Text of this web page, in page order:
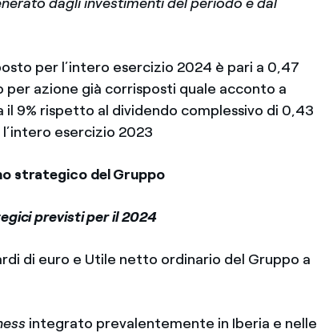
per l’intero esercizio 2024 è pari a 0,47
per azione già corrisposti quale acconto a
il 9% rispetto al dividendo complessivo di 0,43
esercizio 2023
strategico del Gruppo
previsti per il 2024
di euro e Utile netto ordinario del Gruppo a
integrato prevalentemente in Iberia e nelle